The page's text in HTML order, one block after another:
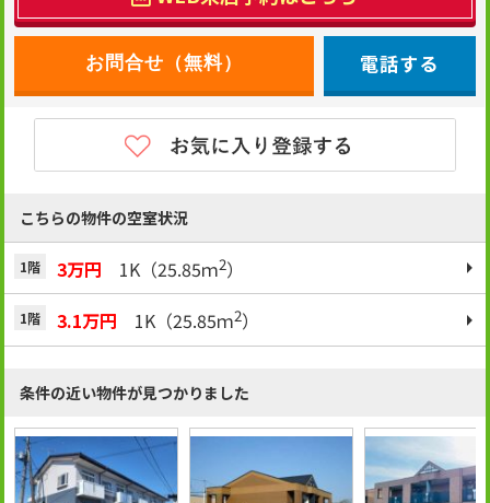
電話する
こちらの物件の空室状況
1階 3万円 1K（25.85ｍ2）
1階 3.1万円 1K（25.85ｍ2）
条件の近い物件が見つかりました